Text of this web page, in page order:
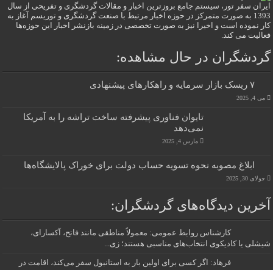
ایران سفر تور، سیستم جامع بروزترین اخبار و مقالات گردشگری و تفریحی از سال
1393 به صورت متمرکز در حوزه اخبار مرتبط با صنعت گردشگری و توریسم آغاز به
کار نموده است و اخیرا نیز به صورت تخصصی در زمینه بازنشر اخبار این حوزه‌ها
فعالیت می کند.
گردشگران در حال مشاهده:
۷ ریسک بازار سرمایه و راهکارهای پیشنهادی
می 4, 2025
تایوان فناوری پیشرفته ساخت تراشه را به آمریکا
نمی‌دهد
مارس 4, 2025
ابلاغ مصوبه نحوه تسویه حساب دولت برای خوراک پالایشگاه‌ها
جولای 30, 2025
آخرین دیدگاه‌های گردشگران:
کارشناس روابط عمومی: معمولاً مناطقی مانند فاتح، آکسارای،
شیشلی یا کادیکوی انتخاب‌های مناسبی هستند؛ زی...
فرهاد: اگر کسی برای اولین بار به استانبول سفر می‌کند، اقامت در